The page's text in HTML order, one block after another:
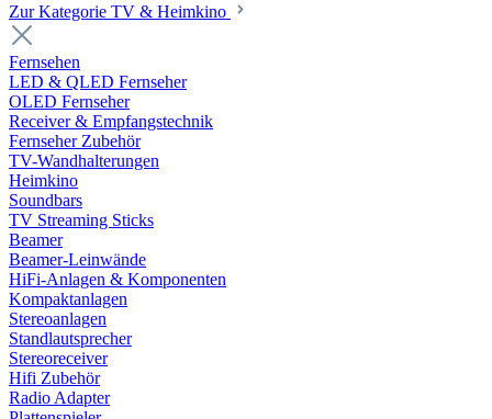
Zur Kategorie TV & Heimkino
Fernsehen
LED & QLED Fernseher
OLED Fernseher
Receiver & Empfangstechnik
Fernseher Zubehör
TV-Wandhalterungen
Heimkino
Soundbars
TV Streaming Sticks
Beamer
Beamer-Leinwände
HiFi-Anlagen & Komponenten
Kompaktanlagen
Stereoanlagen
Standlautsprecher
Stereoreceiver
Hifi Zubehör
Radio Adapter